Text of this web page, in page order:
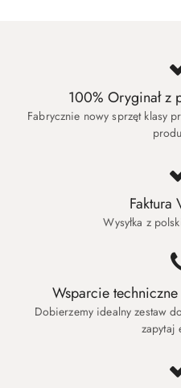
100% Oryginał z
Fabrycznie nowy sprzęt klasy
Faktura
Wysyłka z
Wsparcie
Dobierzemy idealny zestaw
zapytaj